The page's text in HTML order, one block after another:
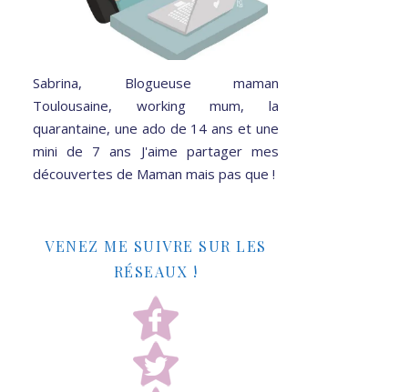
Sabrina, Blogueuse maman
Toulousaine, working mum, la
quarantaine, une ado de 14 ans et une
mini de 7 ans J'aime partager mes
découvertes de Maman mais pas que !
VENEZ ME SUIVRE SUR LES
RÉSEAUX !